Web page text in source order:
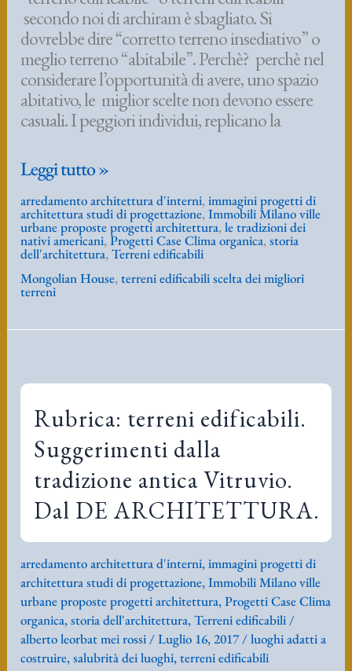
secondo noi di archiram è sbagliato. Si
dovrebbe dire “corretto terreno insediativo” o
meglio terreno “abitabile”. Perchè? perchè nel
considerare l’opportunità di avere, uno spazio
abitativo, le miglior scelte non devono essere
casuali. I peggiori individui, replicano la
Terreni
edificabili:
tradizioni
antiche
di
insediamento,
i
americani
Leggi tutto »
arredamento architettura d'interni,immagini progetti di
architettura studi di progettazione,Immobili Milano ville
urbane proposte progetti architettura,le tradizioni dei
nativi americani,Progetti Case Clima organica,storia
dell'architettura,Terreni edificabili
Mongolian House,terreni edificabili scelta dei migliori
terreni
Rubrica: terreni edificabili.
Suggerimenti dalla
tradizione antica Vitruvio.
Dal DE ARCHITETTURA.
arredamento architettura d'interni,immagini progetti di
architettura studi di progettazione,Immobili Milano ville
urbane proposte progetti architettura,Progetti Case Clima
organica,storia dell'architettura,Terreni edificabili/
alberto leorbat mei rossi/Luglio 16, 2017/luoghi adatti a
costruire,salubrità dei luoghi,terreni edificabili